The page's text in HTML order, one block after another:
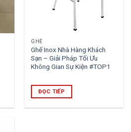
GHẾ
Ghế Inox Nhà Hàng Khách
Sạn – Giải Pháp Tối Ưu
Không Gian Sự Kiện #TOP1
ĐỌC TIẾP